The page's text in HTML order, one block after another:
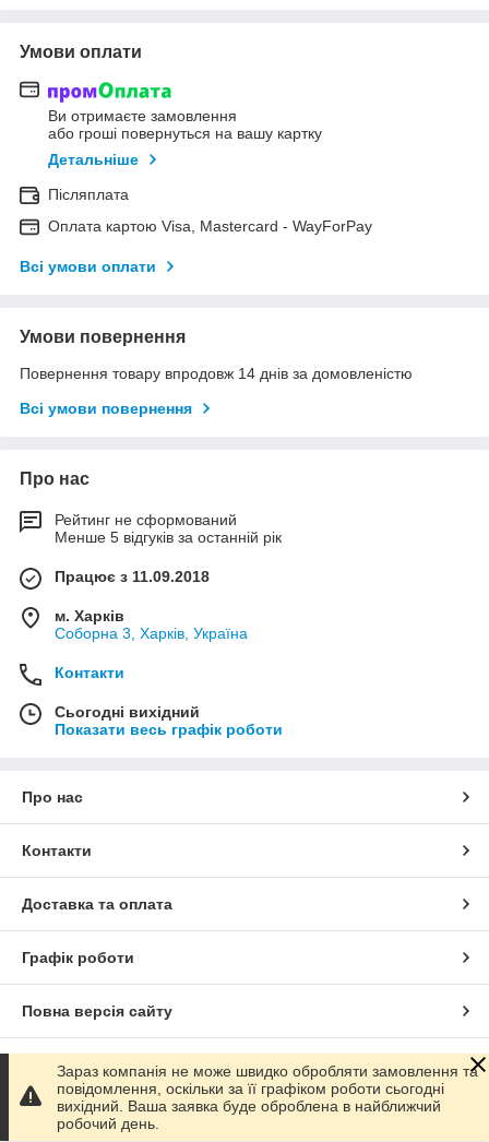
Умови оплати
Ви отримаєте замовлення
або гроші повернуться на вашу картку
Детальніше
Післяплата
Оплата картою Visa, Mastercard - WayForPay
Всі умови оплати
Умови повернення
Повернення товару впродовж 14 днів за домовленістю
Всі умови повернення
Про нас
Рейтинг не сформований
Менше 5 відгуків за останній рік
Працює з 11.09.2018
м. Харків
Соборна 3, Харків, Україна
Контакти
Сьогодні вихідний
Показати весь графік роботи
Про нас
Контакти
Доставка та оплата
Графік роботи
Повна версія сайту
Сайт створено на маркетплейсі Prom.ua
Політика конфіденційності
Зараз компанія не може швидко обробляти замовлення та
повідомлення, оскільки за її графіком роботи сьогодні
вихідний. Ваша заявка буде оброблена в найближчий
робочий день.